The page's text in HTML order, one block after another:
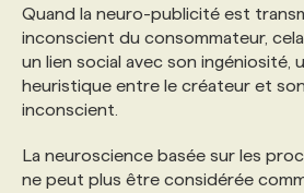
Quand la neuro-publicité est
inconscient du consommateur,
un lien social avec son ingéniosité,
heuristique entre le créateur et
inconscient.
La neuroscience basée sur les
ne peut plus être considérée